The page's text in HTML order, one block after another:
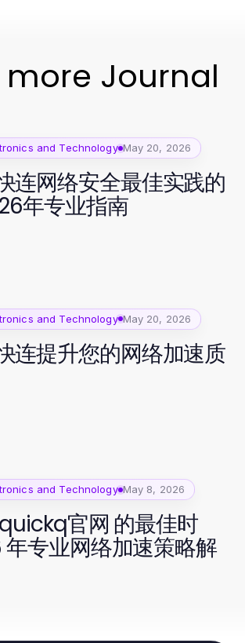
more Journal
and Technology May 20, 2026
连网络安全最佳实践的
年专业指南
and Technology May 20, 2026
连提升您的网络加速质
and Technology May 8, 2026
官网 的最佳时
专业网络加速策略解